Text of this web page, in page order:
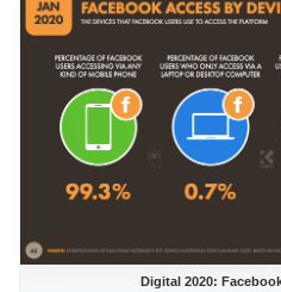
Digital 2020: